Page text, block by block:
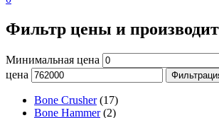
Фильтр цены и
Минимальная цена
цена
Bone Crusher (17)
Bone Hammer (2)